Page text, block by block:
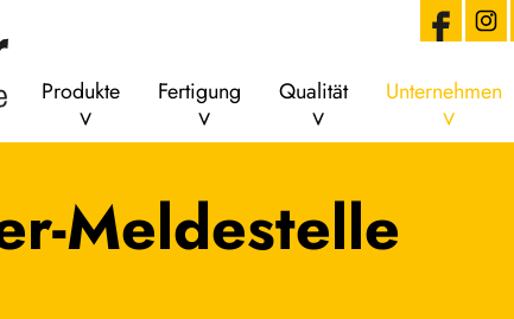
Produkte Fertigung Qualität Unternehmen
Meldestelle